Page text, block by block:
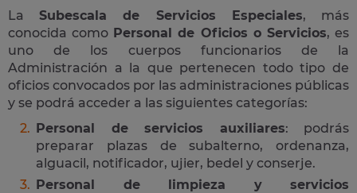
LaSubescala de Servicios Especiales, más
conocida como Personal de Oficios o Servicios, es
uno de los cuerpos funcionarios de la
Administración a la que pertenecen todo tipo de
oficios convocados por las administraciones públicas
y se podrá acceder a las siguientes categorías:
Personal de servicios auxiliares: podrás
preparar plazas de subalterno, ordenanza,
alguacil, notificador, ujier, bedel y conserje.
Personal de limpieza y servicios